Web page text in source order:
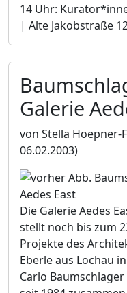
14 Uhr:
| Alte Jakobstraße
Galerie
von Stella Hoepner-
06.02.2003)
Die Galerie Aedes
stellt noch bis zum
Projekte des
Eberle aus Lochau
Carlo